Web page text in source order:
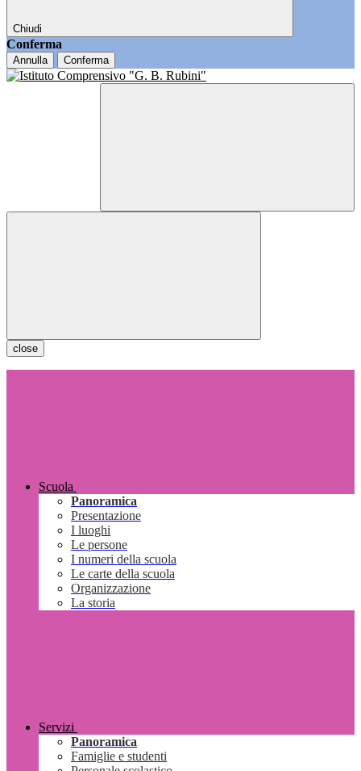
Chiudi
Conferma
Annulla Conferma
close
Scuola
Panoramica
Presentazione
I luoghi
Le persone
I numeri della scuola
Le carte della scuola
Organizzazione
La storia
Servizi
Panoramica
Famiglie e studenti